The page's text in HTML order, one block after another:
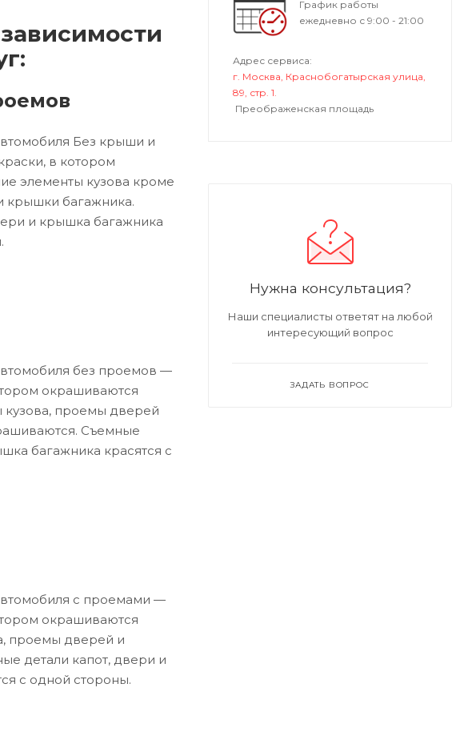
Без крыши и
в котором
элементы кузова кроме
багажника.
и крышка багажника
без проемов —
окрашиваются
кузова, проемы дверей
Съемные
багажника красятся с
с проемами —
окрашиваются
проемы дверей и
детали капот, двери и
с одной стороны.
График работы
ежедневно с 9:00 - 21:00
Адрес сервиса:
г. Москва, Краснобогатырская улица,
89, стр. 1.
Преображенская площадь
Нужна консультация?
Наши специалисты ответят на любой
интересующий вопрос
ЗАДАТЬ ВОПРОС